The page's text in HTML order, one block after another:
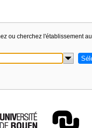
ou cherchez l'établissement